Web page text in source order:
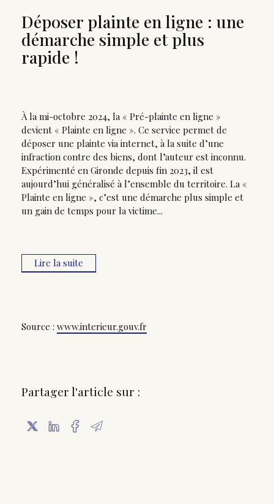
Déposer plainte en ligne : une
démarche simple et plus
rapide !
Source : www.interieur.gouv.fr
À la mi-octobre 2024, la « Pré-plainte en ligne »
devient « Plainte en ligne ». Ce service permet de
déposer une plainte via internet, à la suite d’une
infraction contre des biens, dont l’auteur est inconnu.
Expérimenté en Gironde depuis fin 2023, il est
aujourd’hui généralisé à l’ensemble du territoire. La «
Plainte en ligne », c’est une démarche plus simple et
un gain de temps pour la victime...
Lire la suite